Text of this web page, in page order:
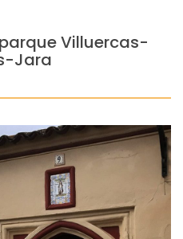
Villuercas-
Jara